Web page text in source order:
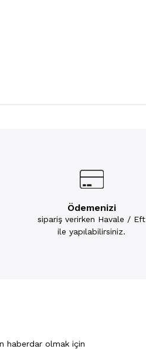
Ödemenizi
sipariş verirken Havale / Eft
ile yapılabilirsiniz.
haberdar olmak için